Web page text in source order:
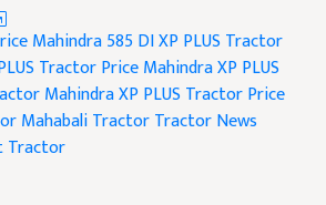
Mahindra 585 DI XP PLUS Tractor
Tractor PriceMahindra XP PLUS
Mahindra XP PLUS Tractor Price
Mahabali TractorTractor News
Tractor